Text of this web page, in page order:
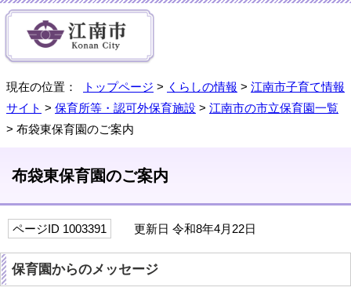
現在の位置： トップページ > くらしの情報 > 江南市子育て情報
サイト > 保育所等・認可外保育施設 > 江南市の市立保育園一覧
> 布袋東保育園のご案内
布袋東保育園のご案内
ページID 1003391 更新日 令和8年4月22日
保育園からのメッセージ